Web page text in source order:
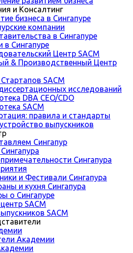
и Консалтинг
бизнеса в Сингапуре
компании
в Сингапуре
в Сингапуре
Центр SACM
& Производственный Центр
SACM
исследований
DBA CEO/CDO
SACM
правила и стандарты
выпускников
Сингапур
Сингапура
и Фестивали Сингапура
и кухня Сингапура
о Сингапуре
SACM
SACM
Академии